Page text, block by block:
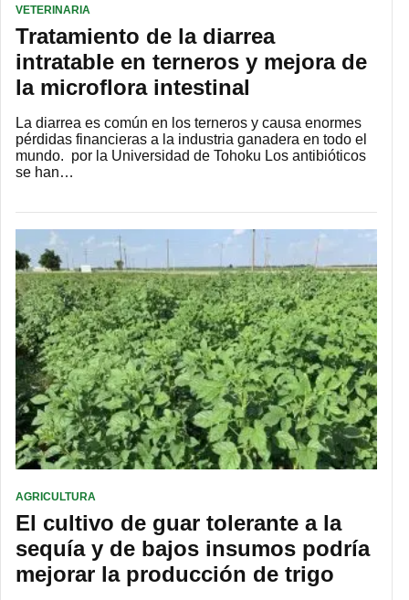
VETERINARIA
Tratamiento de la diarrea
intratable en terneros y mejora de
la microflora intestinal
La diarrea es común en los terneros y causa enormes
pérdidas financieras a la industria ganadera en todo el
mundo. por la Universidad de Tohoku Los antibióticos
se han…
AGRICULTURA
El cultivo de guar tolerante a la
sequía y de bajos insumos podría
mejorar la producción de trigo